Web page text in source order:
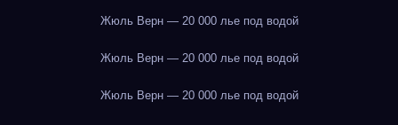
Жюль Верн — 20 000 лье под водой
Жюль Верн — 20 000 лье под водой
Жюль Верн — 20 000 лье под водой